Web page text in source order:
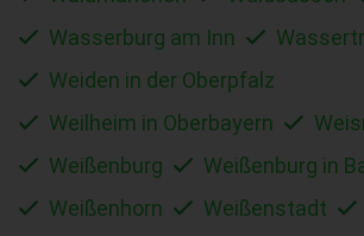
Wasserburg am Inn
Weiden in der Oberpfalz
Weilheim in Oberbayern
Weißenburg
Weißenburg in
Weißenhorn
Weißenstadt